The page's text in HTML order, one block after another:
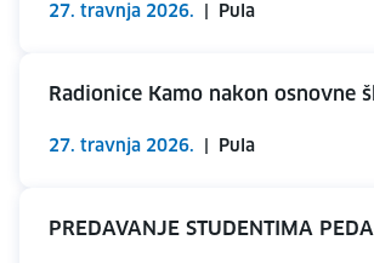
27. travnja 2026. Pula
Radionice Kamo nakon osnovne
27. travnja 2026. Pula
PREDAVANJE STUDENTIMA